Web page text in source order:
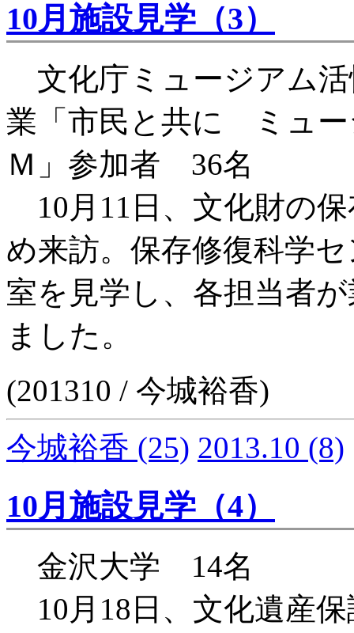
10月施設見学（3）
文化庁ミュージアム活
業「市民と共に ミュー
Ｍ」参加者 36名
10月11日、文化財の
め来訪。保存修復科学
室を見学し、各担当者
ました。
(201310 / 今城裕香)
今城裕香 (25) 2013.10 (8)
10月施設見学（4）
金沢大学 14名
10月18日、文化遺産